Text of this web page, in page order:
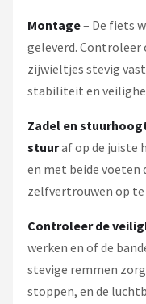
Montage– De fiets
geleverd. Controleer
zijwieltjes stevig
stabiliteit en
Zadel en
stuuraf op de juiste
en met beide voeten
zelfvertrouwen op
Controleer de
werken en of de
stevige remmen
stoppen, en de